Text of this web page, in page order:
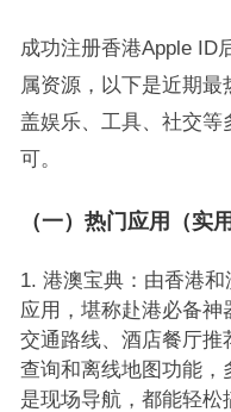
成功注册香港Apple ID
属资源，以下是近期
盖娱乐、工具、社交等
可。
（一）热门应用（实
港澳宝典：由香港
应用，堪称赴港必备神
交通路线、酒店餐厅推
查询和离线地图功能，
是现场导航，都能轻